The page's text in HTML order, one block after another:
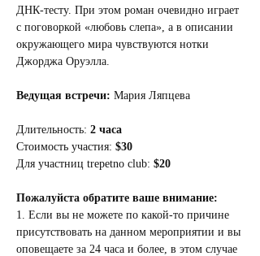
ДНК-тесту. При этом роман очевидно играет
с поговоркой «любовь слепа», а в описании
окружающего мира чувствуются нотки
Джорджа Оруэлла.
Ведущая встречи: Мария Ляпцева
Длительность: 2 часа
Стоимость участия: $30
Для участниц trepetno club: $20
Пожалуйста обратите ваше внимание:
1. Если вы не можете по какой-то причине
присутствовать на данном мероприятии и вы
оповещаете за 24 часа и более, в этом случае